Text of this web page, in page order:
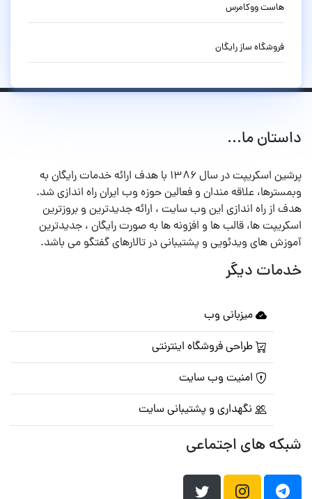
هاست ووکامرس
فروشگاه ساز رایگان
داستان ما...
پرشین اسکریپت در سال ۱۳۸۶ با هدف ارائه خدمات رایگان به
وبمسترها، علاقه مندان و فعالین حوزه وب ایران راه اندازی شد.
هدف از راه اندازی این وب سایت ، ارائه جدیدترین و بروزترین
اسکریپت ها، قالب ها و افزونه ها به صورت رایگان ، جدیدترین
آموزش های ویدئویی و پشتیبانی در تالارهای گفتگو می باشد.
خدمات دیگر
میزبانی وب
طراحی فروشگاه اینترنتی
امنیت وب سایت
نگهداری و پشتیبانی سایت
شبکه های اجتماعی